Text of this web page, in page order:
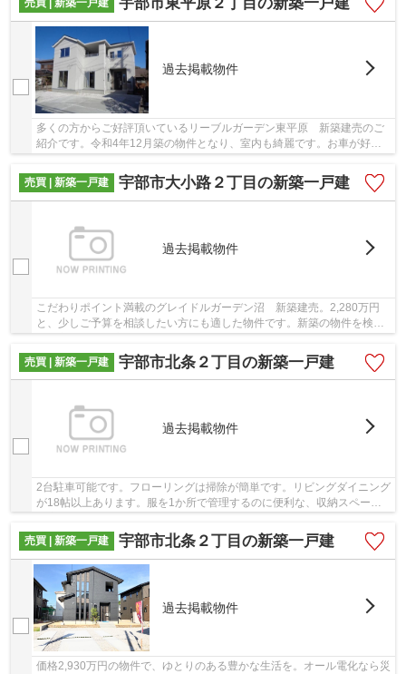
売買 | 新築一戸建
過去掲載物件
多くの方からご好評頂いているリーブルガーデン東平原 新築建売のご
紹介です。令和4年12月築の物件となり、室内も綺麗です。お車が好き
売買 | 新築一戸建
宇部市大小路２丁目の新築一戸建
過去掲載物件
こだわりポイント満載のグレイドルガーデン沼 新築建売。2,280万円
と、少しご予算を相談したい方にも適した物件です。新築の物件を検討
中の方はぜひ一度こちらの物件をご覧ください。...
売買 | 新築一戸建
宇部市北条２丁目の新築一戸建
過去掲載物件
2台駐車可能です。フローリングは掃除が簡単です。リビングダイニング
が18帖以上あります。服を1か所で管理するのに便利な、収納スペース
売買 | 新築一戸建
宇部市北条２丁目の新築一戸建
過去掲載物件
価格2,930万円の物件で、ゆとりのある豊かな生活を。オール電化なら災